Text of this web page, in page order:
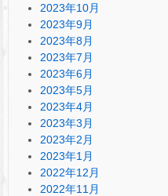
2023年10月
2023年9月
2023年8月
2023年7月
2023年6月
2023年5月
2023年4月
2023年3月
2023年2月
2023年1月
2022年12月
2022年11月